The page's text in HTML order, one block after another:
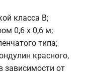
класса В;
0,6 х 0,6 м;
типа;
красного,
зависимости от